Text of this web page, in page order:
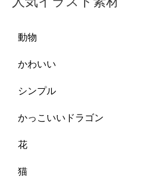
動物
かわいい
シンプル
かっこいいドラゴン
花
猫